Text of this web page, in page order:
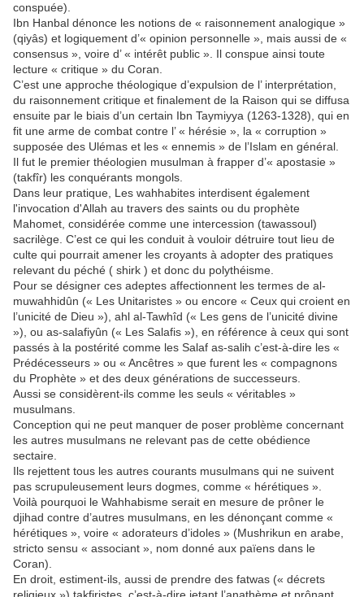
conspuée).
Ibn Hanbal dénonce les notions de « raisonnement analogique »
(qiyâs) et logiquement d’« opinion personnelle », mais aussi de «
consensus », voire d’ « intérêt public ». Il conspue ainsi toute
lecture « critique » du Coran.
C’est une approche théologique d’expulsion de l’ interprétation,
du raisonnement critique et finalement de la Raison qui se diffusa
ensuite par le biais d’un certain Ibn Taymiyya (1263-1328), qui en
fit une arme de combat contre l’ « hérésie », la « corruption »
supposée des Ulémas et les « ennemis » de l’Islam en général.
Il fut le premier théologien musulman à frapper d’« apostasie »
(takfîr) les conquérants mongols.
Dans leur pratique, Les wahhabites interdisent également
l'invocation d'Allah au travers des saints ou du prophète
Mahomet, considérée comme une intercession (tawassoul)
sacrilège. C’est ce qui les conduit à vouloir détruire tout lieu de
culte qui pourrait amener les croyants à adopter des pratiques
relevant du péché ( shirk ) et donc du polythéisme.
Pour se désigner ces adeptes affectionnent les termes de al-
muwahhidûn (« Les Unitaristes » ou encore « Ceux qui croient en
l’unicité de Dieu »), ahl al-Tawhîd (« Les gens de l’unicité divine
»), ou as-salafiyûn (« Les Salafis »), en référence à ceux qui sont
passés à la postérité comme les Salaf as-salih c’est-à-dire les «
Prédécesseurs » ou « Ancêtres » que furent les « compagnons
du Prophète » et des deux générations de successeurs.
Aussi se considèrent-ils comme les seuls « véritables »
musulmans.
Conception qui ne peut manquer de poser problème concernant
les autres musulmans ne relevant pas de cette obédience
sectaire.
Ils rejettent tous les autres courants musulmans qui ne suivent
pas scrupuleusement leurs dogmes, comme « hérétiques ».
Voilà pourquoi le Wahhabisme serait en mesure de prôner le
djihad contre d’autres musulmans, en les dénonçant comme «
hérétiques », voire « adorateurs d’idoles » (Mushrikun en arabe,
stricto sensu « associant », nom donné aux païens dans le
Coran).
En droit, estiment-ils, aussi de prendre des fatwas (« décrets